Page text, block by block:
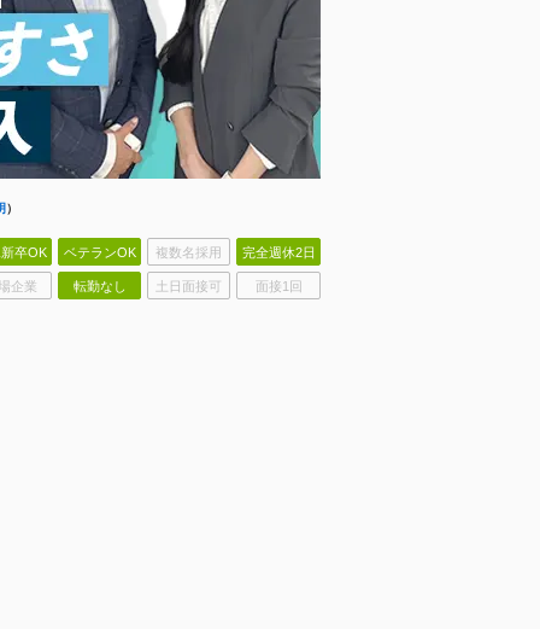
）
卒OK ベテランOK 複数名採用 完全週休2日
企業 転勤なし 土日面接可 面接1回